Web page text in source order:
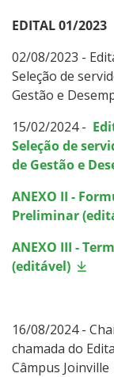
EDITAL 01/2023
02/08/2023 -
Seleção de
Gestão e
15/02/2024 -
Seleção de
de Gestão e
ANEXO II -
Preliminar
ANEXO III -
(editável)
16/08/2024 -
chamada do
Câmpus Joinville